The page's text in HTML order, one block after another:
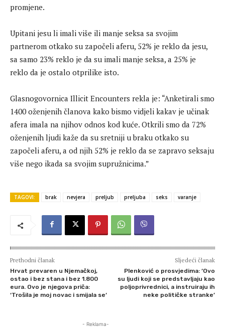
promjene.
Upitani jesu li imali više ili manje seksa sa svojim
partnerom otkako su započeli aferu, 52% je reklo da jesu,
sa samo 23% reklo je da su imali manje seksa, a 25% je
reklo da je ostalo otprilike isto.
Glasnogovornica Illicit Encounters rekla je: “Anketirali smo
1400 oženjenih članova kako bismo vidjeli kakav je učinak
afera imala na njihov odnos kod kuće. Otkrili smo da 72%
oženjenih ljudi kaže da su sretniji u braku otkako su
započeli aferu, a od njih 52% je reklo da se zapravo seksaju
više nego ikada sa svojim supružnicima.”
TAGOVI: brak nevjera preljub preljuba seks varanje
Prethodni članak
Hrvat prevaren u Njemačkoj,
ostao i bez stana i bez 1.800
eura. Ovo je njegova priča:
‘Trošila je moj novac i smijala se‘
Sljedeći članak
Plenković o prosvjedima: ‘Ovo
su ljudi koji se predstavljaju kao
poljoprivrednici, a instruiraju ih
neke političke stranke’
- Reklama-